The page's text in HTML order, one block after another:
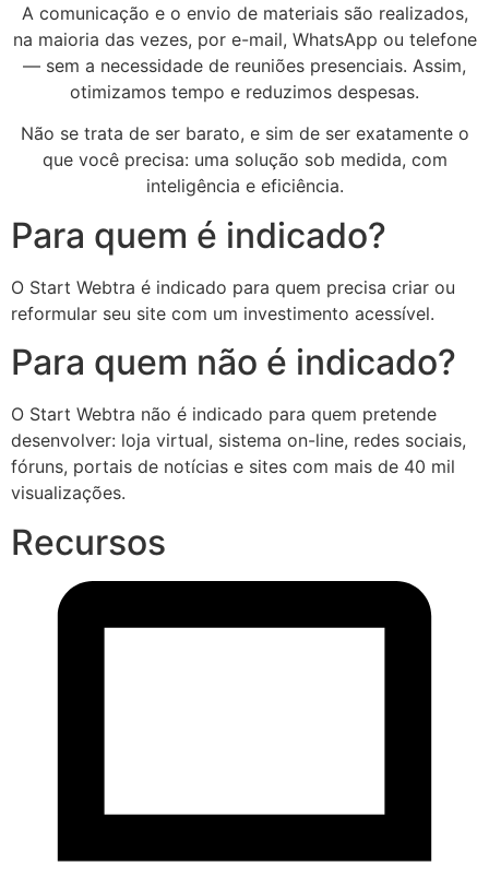
A comunicação e o envio de materiais são realizados,
na maioria das vezes, por e-mail, WhatsApp ou telefone
— sem a necessidade de reuniões presenciais. Assim,
otimizamos tempo e reduzimos despesas.
Não se trata de ser barato, e sim de ser exatamente o
que você precisa: uma solução sob medida, com
inteligência e eficiência.
Para quem é indicado?
O Start Webtra é indicado para quem precisa criar ou
reformular seu site com um investimento acessível.
Para quem não é indicado?
O Start Webtra não é indicado para quem pretende
desenvolver: loja virtual, sistema on-line, redes sociais,
fóruns, portais de notícias e sites com mais de 40 mil
visualizações.
Recursos